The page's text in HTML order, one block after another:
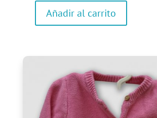
ChaquetaAñadir al carrito